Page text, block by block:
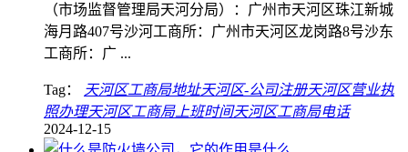
（市场监督管理局天河分局）：广州市天河区珠江新城
海月路407号沙河工商所：广州市天河区龙岗路8号沙东
工商所：广 ...
Tag： 天河区工商局地址天河区-公司注册天河区营业执
照办理天河区工商局上班时间天河区工商局电话
2024-12-15